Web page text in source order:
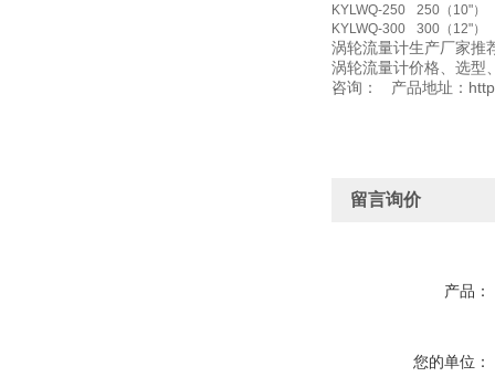
KYLWQ-250
250（10"）
KYLWQ-300
300（12"）
涡轮流量计生产厂家推
涡轮流量计价格、选型
咨询： 产品地址：
留言询价
产品：
您的单位：